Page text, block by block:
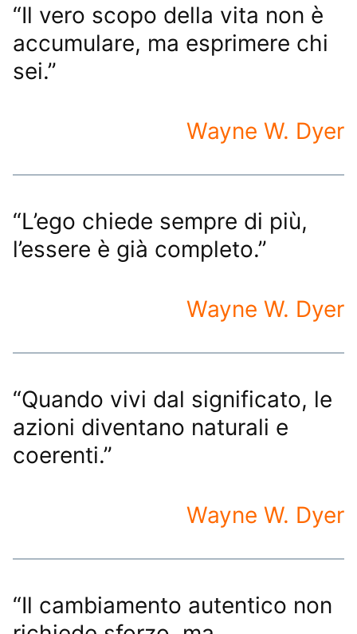
“Il vero scopo della vita non è
accumulare, ma esprimere chi
sei.”
Wayne W. Dyer
“L’ego chiede sempre di più,
l’essere è già completo.”
Wayne W. Dyer
“Quando vivi dal significato, le
azioni diventano naturali e
coerenti.”
Wayne W. Dyer
“Il cambiamento autentico non